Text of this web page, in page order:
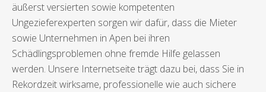
äußerst versierten sowie kompetenten
Ungezieferexperten sorgen wir dafür, dass die Mieter
sowie Unternehmen in Apen bei ihren
Schädlingsproblemen ohne fremde Hilfe gelassen
werden. Unsere Internetseite trägt dazu bei, dass Sie in
Rekordzeit wirksame, professionelle wie auch sichere